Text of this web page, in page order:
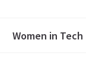
Women in Tech